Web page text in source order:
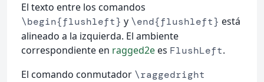
El texto entre los comandos
\begin{flushleft} y \end{flushleft} está
alineado a la izquierda. El ambiente
correspondiente en ragged2ees FlushLeft.
El comando conmutador \raggedright